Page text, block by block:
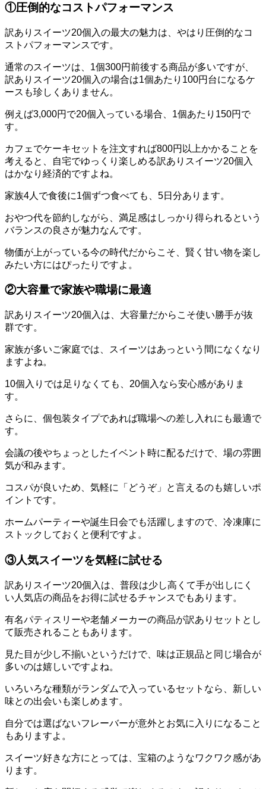
①圧倒的なコストパフォーマンス
訳ありスイーツ20個入の最大の魅力は、やはり圧倒的なコ
ストパフォーマンスです。
通常のスイーツは、1個300円前後する商品が多いですが、
訳ありスイーツ20個入の場合は1個あたり100円台になるケ
ースも珍しくありません。
例えば3,000円で20個入っている場合、1個あたり150円で
す。
カフェでケーキセットを注文すれば800円以上かかることを
考えると、自宅でゆっくり楽しめる訳ありスイーツ20個入
はかなり経済的ですよね。
家族4人で食後に1個ずつ食べても、5日分あります。
おやつ代を節約しながら、満足感はしっかり得られるという
バランスの良さが魅力なんです。
物価が上がっている今の時代だからこそ、賢く甘い物を楽し
みたい方にはぴったりですよ。
②大容量で家族や職場に最適
訳ありスイーツ20個入は、大容量だからこそ使い勝手が抜
群です。
家族が多いご家庭では、スイーツはあっという間になくなり
ますよね。
10個入りでは足りなくても、20個入なら安心感がありま
す。
さらに、個包装タイプであれば職場への差し入れにも最適で
す。
会議の後やちょっとしたイベント時に配るだけで、場の雰囲
気が和みます。
コスパが良いため、気軽に「どうぞ」と言えるのも嬉しいポ
イントです。
ホームパーティーや誕生日会でも活躍しますので、冷凍庫に
ストックしておくと便利ですよ。
③人気スイーツを気軽に試せる
訳ありスイーツ20個入は、普段は少し高くて手が出しにく
い人気店の商品をお得に試せるチャンスでもあります。
有名パティスリーや老舗メーカーの商品が訳ありセットとし
て販売されることもあります。
見た目が少し不揃いというだけで、味は正規品と同じ場合が
多いのは嬉しいですよね。
いろいろな種類がランダムで入っているセットなら、新しい
味との出会いも楽しめます。
自分では選ばないフレーバーが意外とお気に入りになること
もありますよ。
スイーツ好きな方にとっては、宝箱のようなワクワク感があ
ります。